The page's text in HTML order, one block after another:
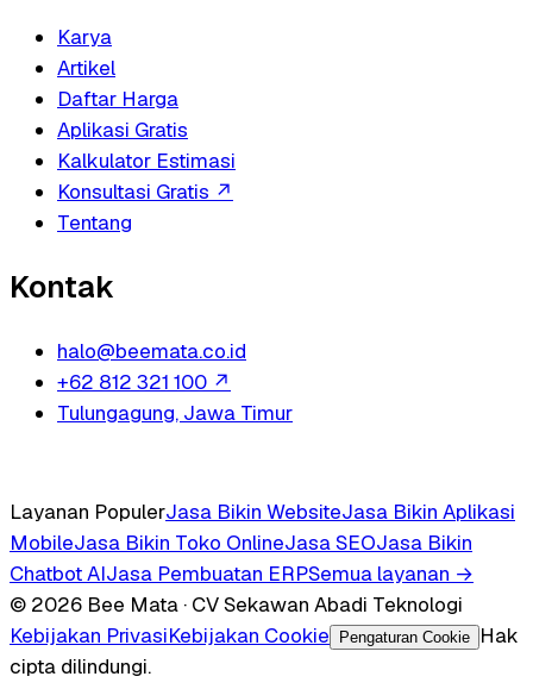
Karya
Artikel
Daftar Harga
Aplikasi Gratis
Kalkulator Estimasi
Konsultasi Gratis ↗
Tentang
Kontak
halo@beemata.co.id
+62 812 321 100 ↗
Tulungagung, Jawa Timur
Layanan PopulerJasa Bikin WebsiteJasa Bikin Aplikasi
MobileJasa Bikin Toko OnlineJasa SEOJasa Bikin
Chatbot AIJasa Pembuatan ERPSemua layanan →
© 2026 Bee Mata · CV Sekawan Abadi Teknologi
Kebijakan PrivasiKebijakan Cookie Pengaturan Cookie
Hak
cipta dilindungi.